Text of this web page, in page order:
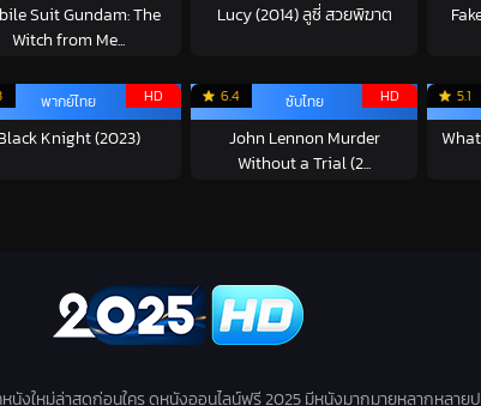
Suit Gundam: The
Witch from Me...
Lucy (2014) ลูซี่ สวยพิฆาต
HD
พากย์ไทย
Knight (2023)
6.4 HD
ซับไทย
John Lennon Murder
Without a Trial (2...
5.1
ใหม่ล่าสุดก่อนใคร ดูหนังออนไลน์ฟรี 2025 มีหนังมากมายหลากหลาย